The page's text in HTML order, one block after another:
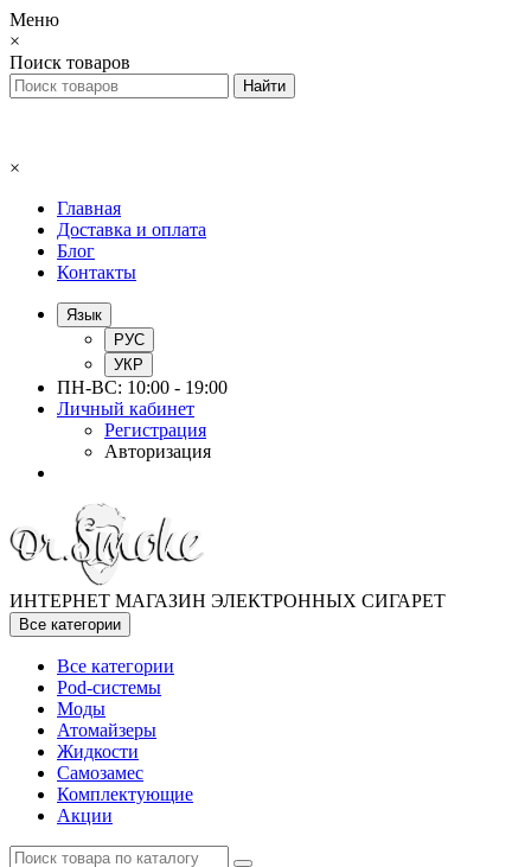
Меню
×
Поиск товаров
×
Главная
Доставка и оплата
Блог
Контакты
Язык
РУС
УКР
ПН-ВС: 10:00 - 19:00
Личный кабинет
Регистрация
Авторизация
ИНТЕРНЕТ МАГАЗИН ЭЛЕКТРОННЫХ СИГАРЕТ
Все категории
Все категории
Pod-системы
Моды
Атомайзеры
Жидкости
Самозамес
Комплектующие
Акции